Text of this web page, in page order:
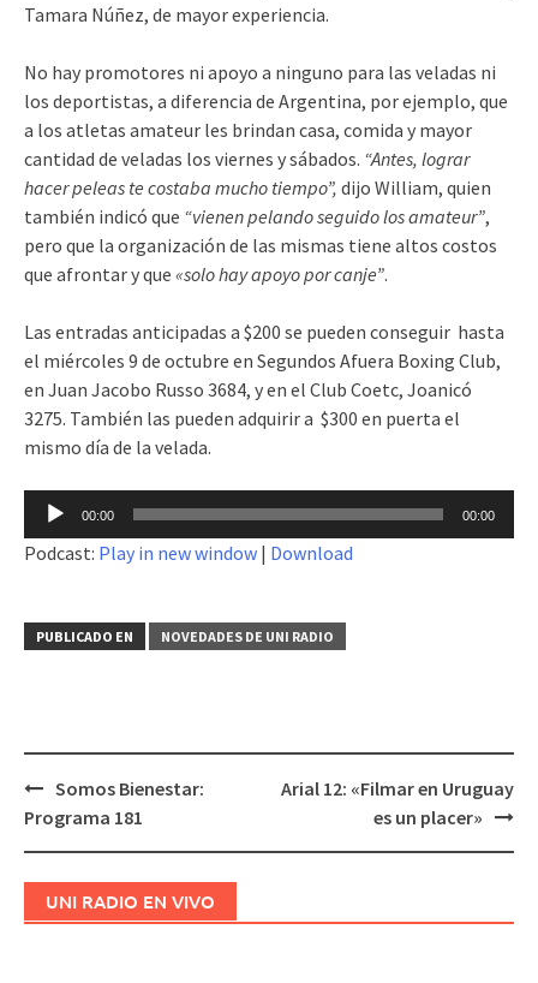
Tamara Núñez, de mayor experiencia.
No hay promotores ni apoyo a ninguno para las veladas ni
los deportistas, a diferencia de Argentina, por ejemplo, que
a los atletas amateur les brindan casa, comida y mayor
cantidad de veladas los viernes y sábados. “Antes, lograr
hacer peleas te costaba mucho tiempo”, dijo William, quien
también indicó que “vienen pelando seguido los amateur”,
pero que la organización de las mismas tiene altos costos
que afrontar y que «solo hay apoyo por canje”.
Las entradas anticipadas a $200 se pueden conseguir hasta
el miércoles 9 de octubre en Segundos Afuera Boxing Club,
en Juan Jacobo Russo 3684, y en el Club Coetc, Joanicó
3275. También las pueden adquirir a $300 en puerta el
mismo día de la velada.
Reproductor
audio
00:00 00:00
Podcast: Play in new window | Download
PUBLICADO EN NOVEDADES DE UNI RADIO
Navegación
Somos Bienestar:
Programa 181
Arial 12: «Filmar en Uruguay
es un placer»
UNI RADIO EN VIVO